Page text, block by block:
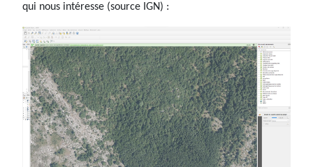
qui nous intéresse (source IGN) :